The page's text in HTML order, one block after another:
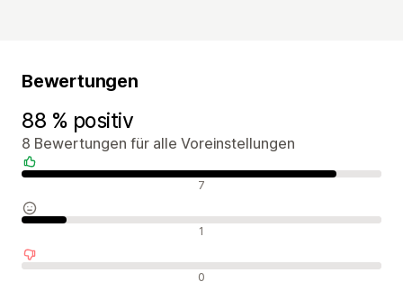
Bewertungen
88 % positiv
8 Bewertungen für alle Voreinstellungen
Positive Bewertungen 7
Neutrale Bewertungen 1
Negative Bewertungen 0